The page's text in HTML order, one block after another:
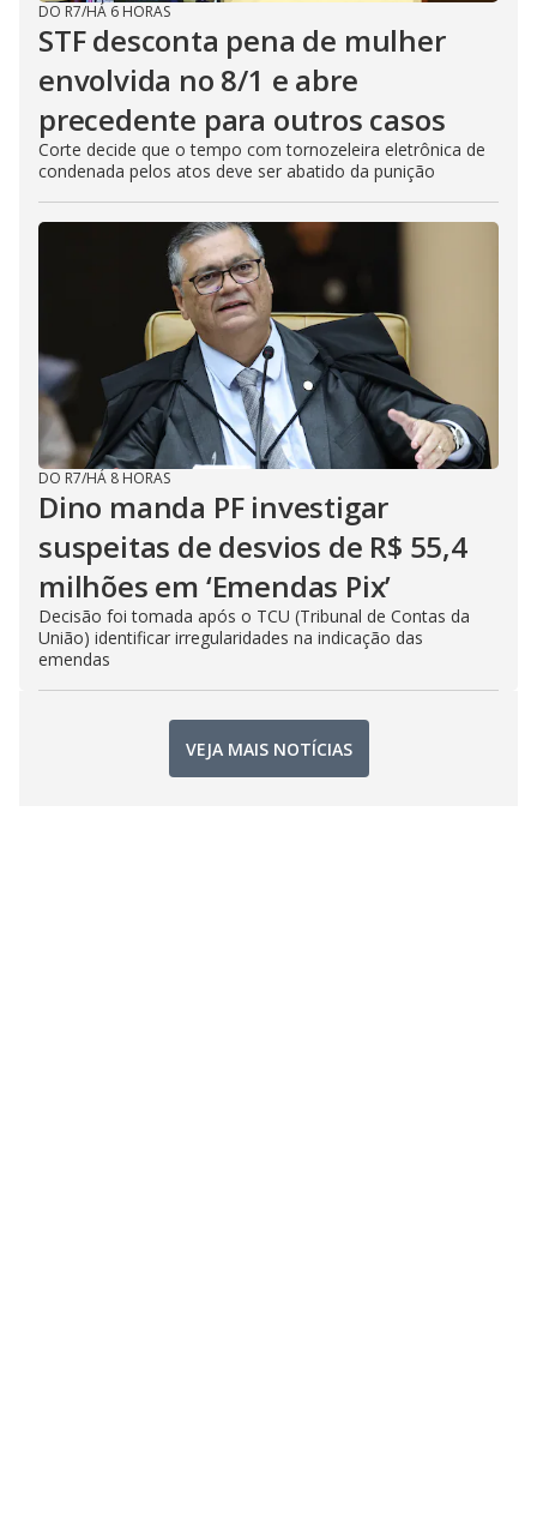
DO R7/HÁ 6 HORAS
STF desconta pena de mulher
envolvida no 8/1 e abre
precedente para outros casos
Corte decide que o tempo com tornozeleira eletrônica de
condenada pelos atos deve ser abatido da punição
DO R7/HÁ 8 HORAS
Dino manda PF investigar
suspeitas de desvios de R$ 55,4
milhões em ‘Emendas Pix’
Decisão foi tomada após o TCU (Tribunal de Contas da
União) identificar irregularidades na indicação das
emendas
VEJA MAIS NOTÍCIAS